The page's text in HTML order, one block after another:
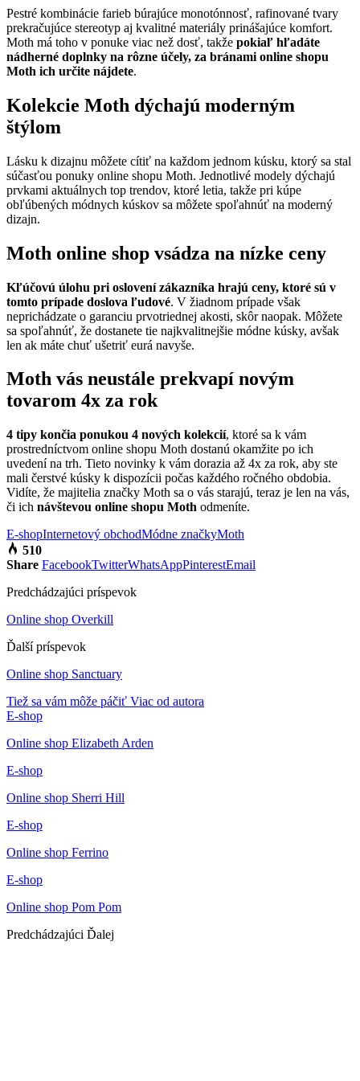
Pestré kombinácie farieb búrajúce monotónnosť, rafinované tvary
prekračujúce stereotyp aj kvalitné materiály prinášajúce komfort.
Moth má toho v ponuke viac než dosť, takže pokiaľ hľadáte
nádherné doplnky na rôzne účely, za bránami online shopu
Moth ich určite nájdete.
Kolekcie Moth dýchajú moderným
štýlom
Lásku k dizajnu môžete cítiť na každom jednom kúsku, ktorý sa stal
súčasťou ponuky online shopu Moth. Jednotlivé modely dýchajú
prvkami aktuálnych top trendov, ktoré letia, takže pri kúpe
obľúbených módnych kúskov sa môžete spoľahnúť na moderný
dizajn.
Moth online shop vsádza na nízke ceny
Kľúčovú úlohu pri oslovení zákazníka hrajú ceny, ktoré sú v
tomto prípade doslova ľudové. V žiadnom prípade však
neprichádzate o garanciu prvotriednej akosti, skôr naopak. Môžete
sa spoľahnúť, že dostanete tie najkvalitnejšie módne kúsky, avšak
len ak máte chuť ušetriť eurá navyše.
Moth vás neustále prekvapí novým
tovarom 4x za rok
4 tipy končia ponukou 4 nových kolekcií, ktoré sa k vám
prostredníctvom online shopu Moth dostanú okamžite po ich
uvedení na trh. Tieto novinky k vám dorazia až 4x za rok, aby ste
mali čerstvé kúsky k dispozícii počas každého ročného obdobia.
Vidíte, že majitelia značky Moth sa o vás starajú, teraz je len na vás,
či ich návštevou online shopu Moth odmeníte.
E-shopInternetový obchodMódne značkyMoth
510
Share FacebookTwitterWhatsAppPinterestEmail
Predchádzajúci príspevok
Online shop Overkill
Ďalší príspevok
Online shop Sanctuary
Tiež sa vám môže páčiť Viac od autora
E-shop
Online shop Elizabeth Arden
E-shop
Online shop Sherri Hill
E-shop
Online shop Ferrino
E-shop
Online shop Pom Pom
Predchádzajúci Ďalej